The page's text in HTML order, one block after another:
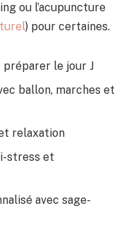
ou l’acupuncture
) pour certaines.
préparer le jour J
ballon, marches et
relaxation
stress et
avec sage-